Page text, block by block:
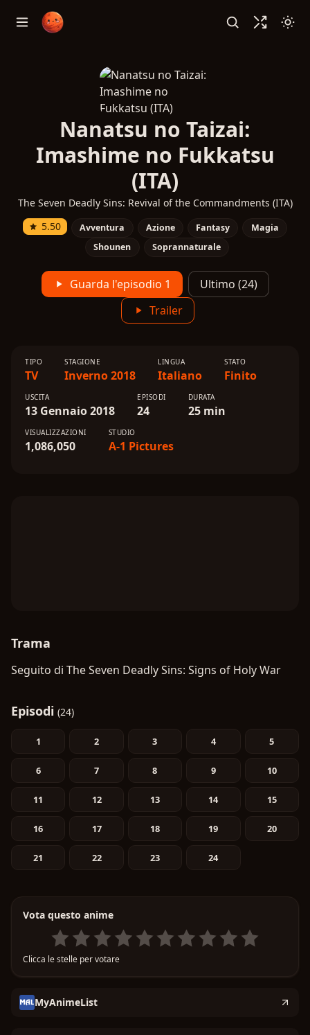
Nanatsu no Taizai:
Imashime no Fukkatsu
(ITA)
The Seven Deadly Sins: Revival of the Commandments (ITA)
5.50
Avventura Azione Fantasy
Magia
Shounen
Soprannaturale
Guarda l'episodio 1
Ultimo (24)
Trailer
TIPO
TV
STAGIONE
Inverno 2018
LINGUA
Italiano
STATO
Finito
USCITA
13 Gennaio 2018
EPISODI
24
DURATA
25 min
VISUALIZZAZIONI
1,086,050
STUDIO
A-1 Pictures
Trama
Seguito di The Seven Deadly Sins: Signs of Holy War
Episodi (24)
1 2 3 4 5
6 7 8 9 10
11 12 13 14 15
16 17 18 19 20
21 22 23 24
Vota questo anime
Clicca le stelle per votare
MyAnimeList